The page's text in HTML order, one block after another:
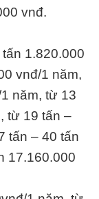
vnđ.
1.820.000
vnđ/1 năm,
năm, từ 13
từ 19 tấn –
tấn – 40 tấn
17.160.000